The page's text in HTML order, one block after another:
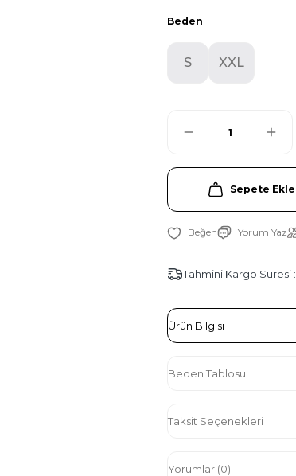
Beden
S XXL
Sepete Ekle
Yorum Yaz
Tahmini Kargo Süresi :
Ürün Bilgisi
Beden Tablosu
Taksit Seçenekleri
Yorumlar (0)